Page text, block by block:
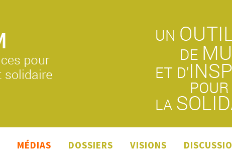
MÉDIAS DOSSIERS VISIONS